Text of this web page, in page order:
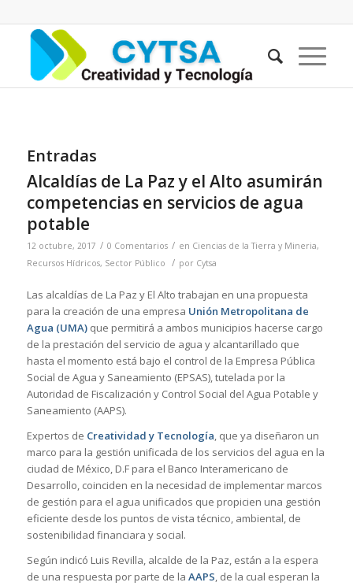
Entradas
Alcaldías de La Paz y el Alto asumirán
competencias en servicios de agua
potable
12 octubre, 2017 / 0 Comentarios / en Ciencias de la Tierra y Mineria,
Recursos Hídricos, Sector Público / por Cytsa
Las alcaldías de La Paz y El Alto trabajan en una propuesta
para la creación de una empresa Unión Metropolitana de
Agua (UMA)que permitirá a ambos municipios hacerse cargo
de la prestación del servicio de agua y alcantarillado que
hasta el momento está bajo el control de la Empresa Pública
Social de Agua y Saneamiento (EPSAS), tutelada por la
Autoridad de Fiscalización y Control Social del Agua Potable y
Saneamiento (AAPS).
Expertos de Creatividad y Tecnología, que ya diseñaron un
marco para la gestión unificada de los servicios del agua en la
ciudad de México, D.F para el Banco Interamericano de
Desarrollo, coinciden en la necesidad de implementar marcos
de gestión para el agua unificados que propicien una gestión
eficiente desde los puntos de vista técnico, ambiental, de
sostenibilidad financiara y social.
Según indicó Luis Revilla, alcalde de la Paz, están a la espera
de una respuesta por parte de la AAPS, de la cual esperan la